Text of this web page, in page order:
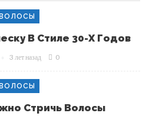
ВОЛОСЫ
В Стиле 30-Х Годов
3 лет назад 0
ВОЛОСЫ
Стричь Волосы